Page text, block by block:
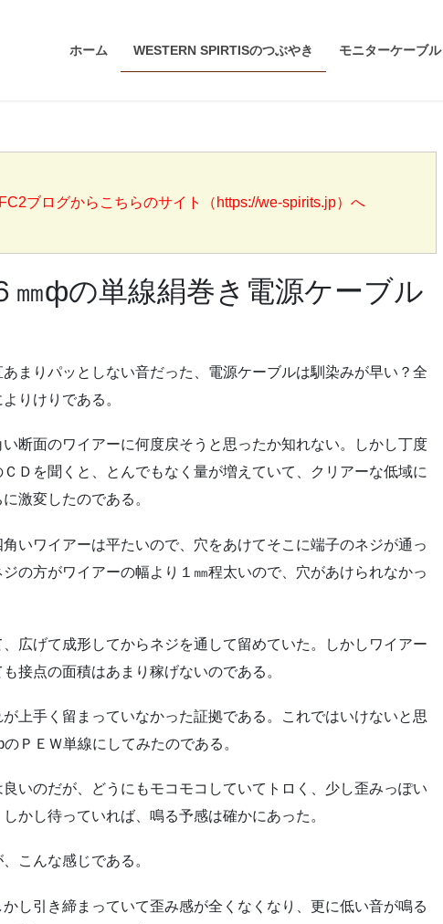
ホーム WESTERN SPIRTISのつぶやき モニターケーブル
ブログからこちらのサイト（https://we-spirits.jp）へ
㎜фの単線絹巻き電源ケーブル
まりパッとしない音だった、電源ケーブルは馴染みが早い？全
りけりである。
断面のワイアーに何度戻そうと思ったか知れない。しかし丁度
Ｄを聞くと、とんでもなく量が増えていて、クリアーな低域に
激変したのである。
いワイアーは平たいので、穴をあけてそこに端子のネジが通っ
の方がワイアーの幅より１㎜程太いので、穴があけられなかっ
広げて成形してからネジを通して留めていた。しかしワイアー
接点の面積はあまり稼げないのである。
上手く留まっていなかった証拠である。これではいけないと思
ＰＥＷ単線にしてみたのである。
いのだが、どうにもモコモコしていてトロく、少し歪みっぽい
かし待っていれば、鳴る予感は確かにあった。
こんな感じである。
し引き締まっていて歪み感が全くなくなり、更に低い音が鳴る